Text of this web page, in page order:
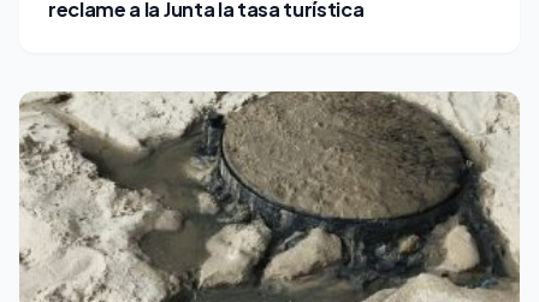
reclame a la Junta la tasa turística